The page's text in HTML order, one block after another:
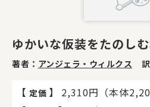
ゆかいな仮装をたのし
著者： アンジェラ・ウィルクス
【 定価 】
2,310円（本体